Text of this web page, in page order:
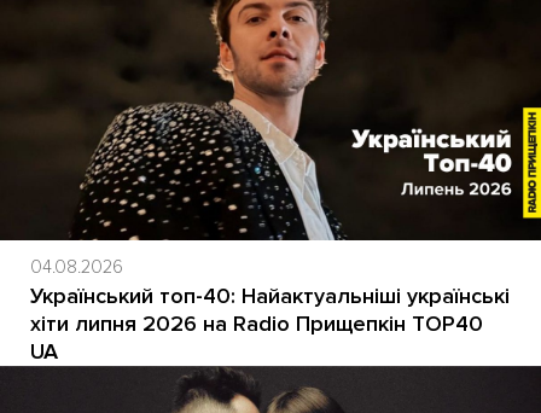
04.08.2026
Український топ-40: Найактуальніші українські
хіти липня 2026 на Radio Прищепкін TOP40
UA